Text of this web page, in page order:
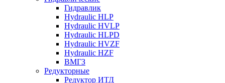
Гидравлик
Hydraulic HLP
Hydraulic HVLP
Hydraulic HLPD
Hydraulic HVZF
Hydraulic HZF
ВМГЗ
Редукторные
Редуктор ИТД